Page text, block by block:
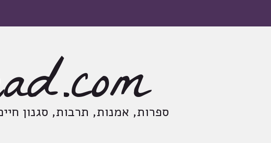
ספרות, אמנות, תרבות, סגנון